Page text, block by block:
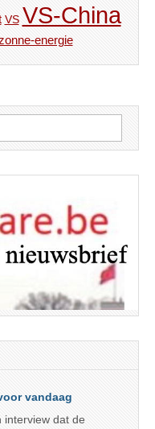
VS VS-China
energie
vandaag
interview dat de